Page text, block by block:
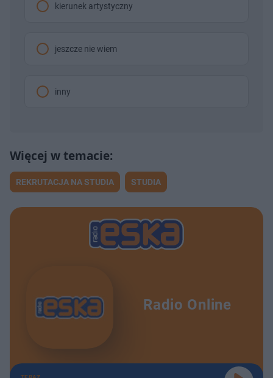
kierunek artystyczny
jeszcze nie wiem
inny
REKRUTACJA NA STUDIA STUDIA
Radio Online